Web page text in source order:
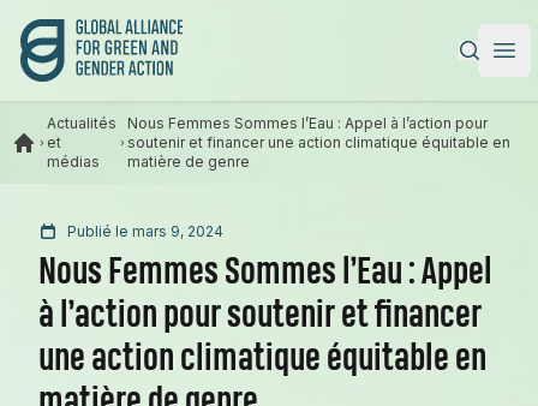
Alliance mondiale pour l’action verte et féministe
Actualités
et
médias
Nous Femmes Sommes l’Eau : Appel à l’action pour
soutenir et financer une action climatique équitable en
matière de genre
Publié le mars 9, 2024
Nous Femmes Sommes l’Eau : Appel
à l’action pour soutenir et financer
une action climatique équitable en